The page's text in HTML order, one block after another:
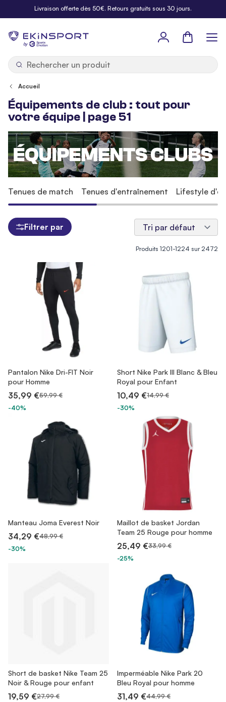
Allez au contenuLivraison offerte dès 50€. Retours gratuits sous 30 jours.
by
Panier
Accueil
Équipements de club : tout pour
votre équipe | page 51
Produits 1201-1224 sur2472
Pantalon Nike Dri-FIT Noir
pour Homme
35,99 €59,99 €
-40%
Short Nike Park III Blanc & Bleu
Royal pour Enfant
10,49 €14,99 €
-30%
Manteau Joma Everest Noir
34,29 €48,99 €
-30%
Maillot de basket Jordan
Team 25 Rouge pour homme
25,49 €33,99 €
-25%
Short de basket Nike Team 25
Noir & Rouge pour enfant
19,59 €27,99 €
Imperméable Nike Park 20
Bleu Royal pour homme
31,49 €44,99 €
Tenues de match Tenues d'entraînement Lifestyle
Filtrer par